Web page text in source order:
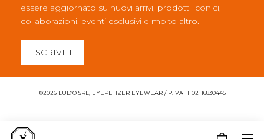
essere aggiornato su nuovi arrivi, prodotti iconici,
collaborazioni, eventi esclusivi e molto altro.
ISCRIVITI
©2026 LUD’O SRL, EYEPETIZER EYEWEAR / P.IVA IT 02116830445